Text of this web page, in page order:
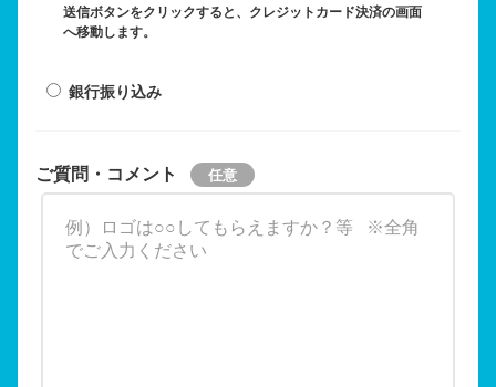
送信ボタンをクリックすると、クレジットカード決済の画面
へ移動します。
銀行振り込み
ご質問・コメント